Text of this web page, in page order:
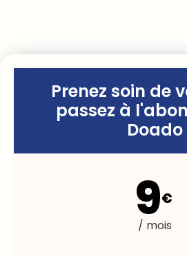
Prenez soin de
passez à
Doado
9€
/ mois